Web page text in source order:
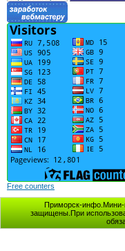
Free counters
Приморск-инфо.Мини-
защищены.При